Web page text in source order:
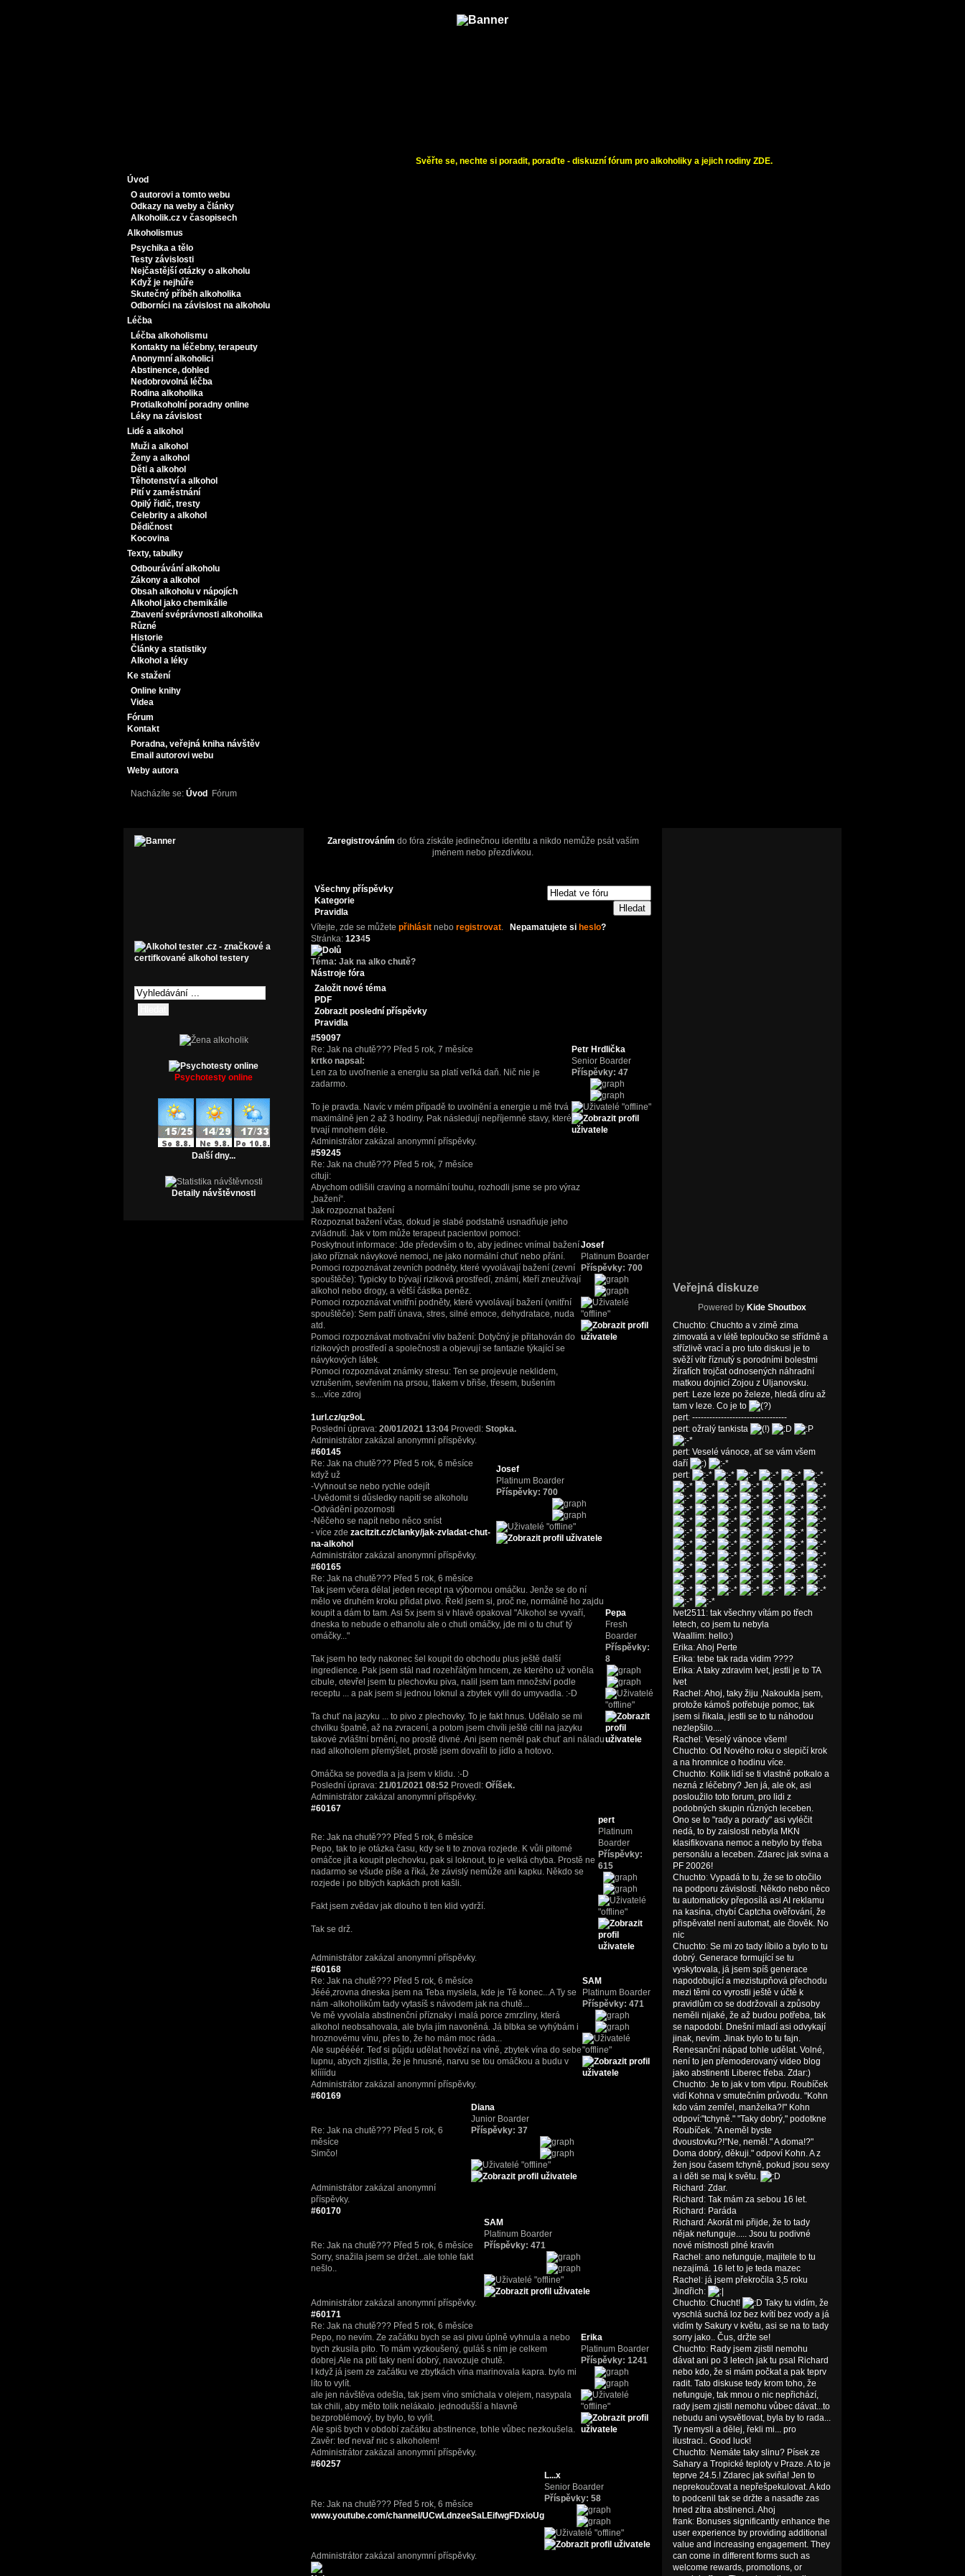
Svěřte se, nechte si poradit, poraďte - diskuzní fórum pro alkoholiky a jejich rodinyZDE.
Úvod
O autorovi a tomto webu
Odkazy na weby a články
Alkoholik.cz v časopisech
Alkoholismus
Psychika a tělo
Testy závislosti
Nejčastější otázky o alkoholu
Když je nejhůře
Skutečný příběh alkoholika
Odborníci na závislost na alkoholu
Léčba
Léčba alkoholismu
Kontakty na léčebny, terapeuty
Anonymní alkoholici
Abstinence, dohled
Nedobrovolná léčba
Rodina alkoholika
Protialkoholní poradny online
Léky na závislost
Lidé a alkohol
Muži a alkohol
Ženy a alkohol
Děti a alkohol
Těhotenství a alkohol
Pití v zaměstnání
Opilý řidič, tresty
Celebrity a alkohol
Dědičnost
Kocovina
Texty, tabulky
Odbourávání alkoholu
Zákony a alkohol
Obsah alkoholu v nápojích
Alkohol jako chemikálie
Zbavení svéprávnosti alkoholika
Různé
Historie
Články a statistiky
Alkohol a léky
Ke stažení
Online knihy
Videa
Fórum
Kontakt
Poradna, veřejná kniha návštěv
Email autorovi webu
Weby autora
Nacházíte se: Úvod Fórum
Zaregistrováním do fóra získáte jedinečnou identitu a nikdo nemůže psát vaším
jménem nebo přezdívkou.
Všechny příspěvky
Kategorie
Pravidla
Vítejte,zde se můžetepřihlásit neboregistrovat. Nepamatujete si heslo?
Stránka:12345
Téma:Jak na alko chutě?
Nástroje fóra
Založit nové téma
PDF
Zobrazit poslední příspěvky
Pravidla
#59097
Re: Jak na chutě??? Před 5 rok, 7 měsíce
krtko napsal:
Len za to uvoľnenie a energiu sa platí veľká daň. Nič nie je
zadarmo.
To je pravda. Navíc v mém případě to uvolnění a energie u mě trvá
maximálně jen 2 až 3 hodiny. Pak následují nepříjemné stavy, které
trvají mnohem déle.
Petr Hrdlička
Senior Boarder
Příspěvky: 47
Administrátor zakázal anonymní příspěvky.
#59245
Re: Jak na chutě??? Před 5 rok, 7 měsíce
cituji:
Abychom odlišili craving a normální touhu, rozhodli jsme se pro výraz
„bažení“.
Jak rozpoznat bažení
Rozpoznat bažení včas, dokud je slabé podstatně usnadňuje jeho
zvládnutí. Jak v tom může terapeut pacientovi pomoci:
Poskytnout informace: Jde především o to, aby jedinec vnímal bažení
jako příznak návykové nemoci, ne jako normální chuť nebo přání.
Pomoci rozpoznávat zevních podněty, které vyvolávají bažení (zevní
spouštěče): Typicky to bývají riziková prostředí, známí, kteří zneužívají
alkohol nebo drogy, a větší částka peněz.
Pomoci rozpoznávat vnitřní podněty, které vyvolávají bažení (vnitřní
spouštěče): Sem patří únava, stres, silné emoce, dehydratace, nuda
atd.
Pomoci rozpoznávat motivační vliv bažení: Dotyčný je přitahován do
rizikových prostředí a společnosti a objevují se fantazie týkající se
návykových látek.
Pomoci rozpoznávat známky stresu: Ten se projevuje neklidem,
vzrušením, sevřením na prsou, tlakem v břiše, třesem, bušením
s....více zdroj
1url.cz/qz9oL
Josef
Platinum Boarder
Příspěvky: 700
Poslední úprava:20/01/2021 13:04 Provedl:Stopka.
Administrátor zakázal anonymní příspěvky.
#60145
Re: Jak na chutě??? Před 5 rok, 6 měsíce
když už
-Vyhnout se nebo rychle odejít
-Uvědomit si důsledky napití se alkoholu
-Odvádění pozornosti
-Něčeho se napít nebo něco sníst
- více zdezacitzit.cz/clanky/jak-zvladat-chut-
na-alkohol
Josef
Platinum Boarder
Příspěvky: 700
Administrátor zakázal anonymní příspěvky.
#60165
Re: Jak na chutě??? Před 5 rok, 6 měsíce
Tak jsem včera dělal jeden recept na výbornou omáčku. Jenže se do ní
mělo ve druhém kroku přidat pivo. Řekl jsem si, proč ne, normálně ho zajdu
koupit a dám to tam. Asi 5x jsem si v hlavě opakoval "Alkohol se vyvaří,
dneska to nebude o ethanolu ale o chuti omáčky, jde mi o tu chuť tý
omáčky..."
Tak jsem ho tedy nakonec šel koupit do obchodu plus ještě další
ingredience. Pak jsem stál nad rozehřátým hrncem, ze kterého už voněla
cibule, otevřel jsem tu plechovku piva, nalil jsem tam množství podle
receptu ... a pak jsem si jednou loknul a zbytek vylil do umyvadla. :-D
Ta chuť na jazyku ... to pivo z plechovky. To je fakt hnus. Udělalo se mi
chvilku špatně, až na zvracení, a potom jsem chvíli ještě cítil na jazyku
takové zvláštní brnění, no prostě divné. Ani jsem neměl pak chuť ani náladu
nad alkoholem přemýšlet, prostě jsem dovařil to jídlo a hotovo.
Omáčka se povedla a ja jsem v klidu. :-D
Pepa
Fresh
Boarder
Příspěvky:
8
Poslední úprava:21/01/2021 08:52 Provedl:Oříšek.
Administrátor zakázal anonymní příspěvky.
#60167
Re: Jak na chutě??? Před 5 rok, 6 měsíce
Pepo, tak to je otázka času, kdy se ti to znova rozjede. K vůli pitomé
omáčce jít a koupit plechovku, pak si loknout, to je velká chyba. Prostě ne
nadarmo se všude píše a říká, že závislý nemůže ani kapku. Někdo se
rozjede i po blbých kapkách proti kašli.
Fakt jsem zvědav jak dlouho ti ten klid vydrží.
Tak se drž.
pert
Platinum
Boarder
Příspěvky:
615
Administrátor zakázal anonymní příspěvky.
#60168
Re: Jak na chutě??? Před 5 rok, 6 měsíce
Jééé,zrovna dneska jsem na Teba myslela, kde je Tě konec...A Ty se
nám -alkoholikům tady vytasíš s návodem jak na chutě...
Ve mě vyvolala abstinenční příznaky i malá porce zmrzliny, která
alkohol neobsahovala, ale byla jím navoněná. Já blbka se vyhýbám i
hroznovému vínu, přes to, že ho mám moc ráda...
Ale supéééér. Teď si půjdu udělat hovězí na víně, zbytek vína do sebe
lupnu, abych zjistila, že je hnusné, narvu se tou omáčkou a budu v
klíííídu
SAM
Platinum Boarder
Příspěvky: 471
Administrátor zakázal anonymní příspěvky.
#60169
Re: Jak na chutě??? Před 5 rok, 6
měsíce
Simčo!
Diana
Junior Boarder
Příspěvky: 37
Administrátor zakázal anonymní
příspěvky.
#60170
Re: Jak na chutě??? Před 5 rok, 6 měsíce
Sorry, snažila jsem se držet...ale tohle fakt
nešlo..
SAM
Platinum Boarder
Příspěvky: 471
Administrátor zakázal anonymní příspěvky.
#60171
Re: Jak na chutě??? Před 5 rok, 6 měsíce
Pepo, no nevím. Ze začátku bych se asi pivu úplně vyhnula a nebo
bych zkusila pito. To mám vyzkoušený, guláš s ním je celkem
dobrej.Ale na pití taky není dobrý, navozuje chutě.
I když já jsem ze začátku ve zbytkách vína marinovala kapra. bylo mi
líto to vylít.
ale jen návštěva odešla, tak jsem víno smíchala v olejem, nasypala
tak chili, aby měto tolik nelákalo. jednodušší a hlavně
bezproblémový, by bylo, to vylít.
Ale spiš bych v období začátku abstinence, tohle vůbec nezkoušela.
Zavěr: teď nevař nic s alkoholem!
Erika
Platinum Boarder
Příspěvky: 1241
Administrátor zakázal anonymní příspěvky.
#60257
Re: Jak na chutě??? Před 5 rok, 6 měsíce
www.youtube.com/channel/UCwLdnzeeSaLEifwgFDxioUg
L...x
Senior Boarder
Příspěvky: 58
Administrátor zakázal anonymní příspěvky.
Psychotesty online
Další dny...
Detaily návštěvnosti
Veřejná diskuze
Powered by Kide Shoutbox
Chuchto: Chuchto a v zimě zima
zimovatá a v létě teploučko se střídmě a
střízlivě vrací a pro tuto diskusi je to
svěží vítr říznutý s porodními bolestmi
žírafích trojčat odnosených náhradní
matkou dojnicí Zojou z Uljanovsku.
pert: Leze leze po železe, hledá díru až
tam v leze. Co je to
pert: ---------------------------------
pert: ožralý tankista
pert: Veselé vánoce, ať se vám všem
daří
pert:
Ivet2511: tak všechny vítám po třech
letech, co jsem tu nebyla
Waallim: hello:)
Erika:Ahoj Perte
Erika: tebe tak rada vidim ????
Erika:A taky zdravim Ivet, jestli je to TA
Ivet
Rachel :Ahoj, taky žiju ,Nakoukla jsem,
protože kámoš potřebuje pomoc, tak
jsem si řikala, jestli se to tu náhodou
nezlepšilo....
Rachel : Veselý vánoce všem!
Chuchto: Od Nového roku o slepičí krok
a na hromnice o hodinu více.
Chuchto: Kolik lidí se ti vlastně potkalo a
nezná z léčebny? Jen já, ale ok, asi
posloužilo toto forum, pro lidi z
podobných skupin různých leceben.
Ono se to "rady a porady" asi vyléčit
nedá, to by zaislosti nebyla MKN
klasifikovana nemoc a nebylo by třeba
personálu a leceben. Zdarec jak svina a
PF 20026!
Chuchto: Vypadá to tu, že se to otočilo
na podporu závislostí. Někdo nebo něco
tu automaticky přeposílá asi AI reklamu
na kasína, chybí Captcha ověřování, že
přispěvatel není automat, ale člověk. No
nic
Chuchto: Se mi zo tady líbilo a bylo to tu
dobrý. Generace formující se tu
vyskytovala, já jsem spíš generace
napodobující a mezistupňová přechodu
mezi těmi co vyrostli ještě v účtě k
pravidlům co se dodržovali a způsoby
neměli nijaké, že až budou potřeba, tak
se napodobí. Dnešní mladí asi odvykají
jinak, nevím. Jinak bylo to tu fajn.
Renesanční nápad tohle udělat. Volné,
není to jen přemoderovaný video blog
jako abstinenti Liberec třeba. Zdar:)
Chuchto: Je to jak v tom vtipu. Roubíček
vidí Kohna v smutečním průvodu. "Kohn
kdo vám zemřel, manželka?!" Kohn
odpoví:"tchyně." "Taky dobrý," podotkne
Roubíček. "A neměl byste
dvoustovku?!"Ne, neměl." A doma!?"
Doma dobrý, děkuji." odpoví Kohn. A z
žen jsou časem tchyně, pokud jsou sexy
a i děti se maj k světu.
Richard : Zdar.
Richard : Tak mám za sebou 16 let.
Richard : Paráda
Richard :Akorát mi přijde, že to tady
nějak nefunguje..... Jsou tu podivné
nové místnosti plné kravín
Rachel : ano nefunguje, majitele to tu
nezajímá. 16 let to je teda mazec
Rachel : já jsem překročila 3,5 roku
Jindřich:
Chuchto: Chucht!
Taky tu vidím, že
vyschlá suchá loz bez kvítí bez vody a já
vidím ty Sakury v květu, asi se na to tady
sorry jako.. Čus, držte se!
Chuchto: Rady jsem zjistil nemohu
dávat ani po 3 letech jak tu psal Richard
nebo kdo, že si mám počkat a pak teprv
radit. Tato diskuse tedy krom toho, že
nefunguje, tak mnou o nic nepřichází,
rady jsem zjistil nemohu vůbec dávat...to
nebudu ani vysvětlovat, byla by to rada...
Ty nemysli a dělej, řekli mi... pro
ilustraci.. Good luck!
Chuchto: Nemáte taky slinu? Písek ze
Sahary a Tropické teploty v Praze. A to je
teprve 24.5.! Zdarec jak sviňa! Jen to
neprekoučovat a nepřešpekulovat. A kdo
to podcenil tak se držte a nasaďte zas
hned zítra abstinenci. Ahoj
frank: Bonuses significantly enhance the
user experience by providing additional
value and increasing engagement. They
can come in different forms such as
welcome rewards, promotions, or